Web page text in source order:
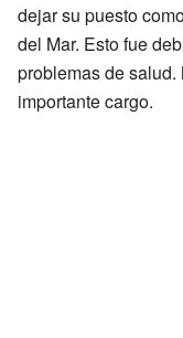
dejar su puesto
del Mar. Esto fue
problemas de
importante cargo.